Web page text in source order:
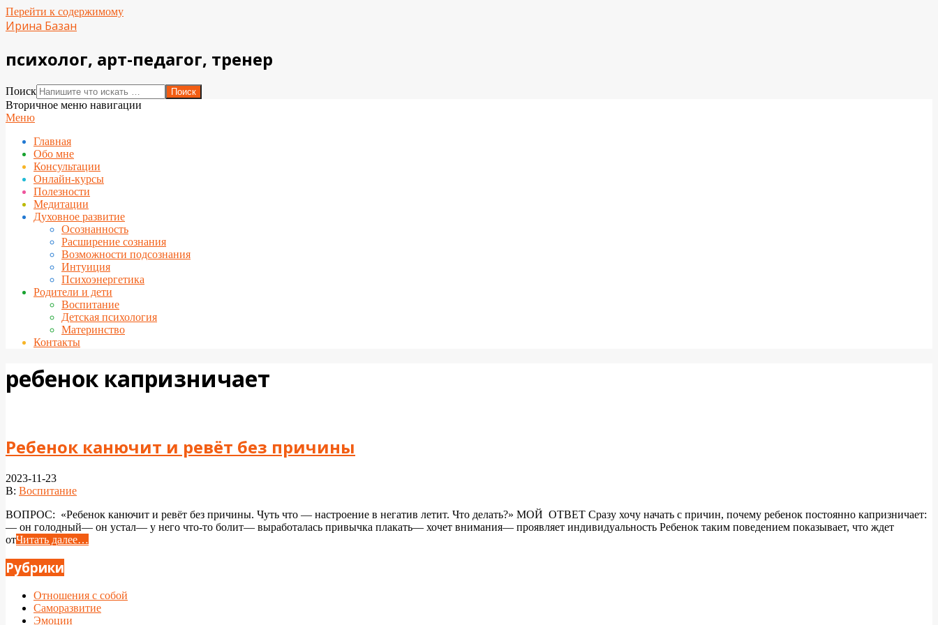
Перейти к содержимому
Ирина Базан
психолог, арт-педагог, тренер
Поиск
Вторичное меню навигации
Меню
Главная
Обо мне
Консультации
Онлайн-курсы
Полезности
Медитации
Духовное развитие
Осознанность
Расширение сознания
Возможности подсознания
Интуиция
Психоэнергетика
Родители и дети
Воспитание
Детская психология
Материнство
Контакты
ребенок капризничает
Ребенок канючит и ревёт без причины
2023-11-23
В: Воспитание
ВОПРОС: «Ребенок канючит и ревёт без причины. Чуть что — настроение в негатив летит. Что делать?» МОЙ ОТВЕТ Сразу хочу начать с причин, почему ребенок постоянно капризничает:
— он голодный— он устал— у него что-то болит— выработалась привычка плакать— хочет внимания— проявляет индивидуальность Ребенок таким поведением показывает, что ждет
отЧитать далее…
Рубрики
Отношения с собой
Саморазвитие
Эмоции